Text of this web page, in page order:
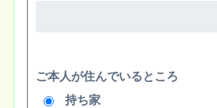
ご本人が住んでいるところ
持ち家